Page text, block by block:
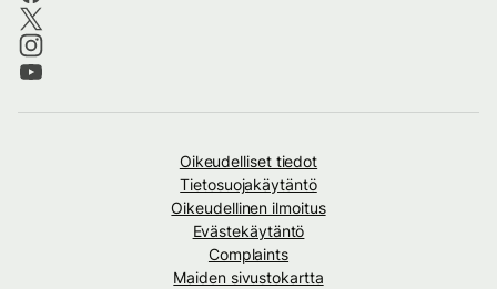
Oikeudelliset tiedot
Tietosuojakäytäntö
Oikeudellinen ilmoitus
Evästekäytäntö
Complaints
Maiden sivustokartta